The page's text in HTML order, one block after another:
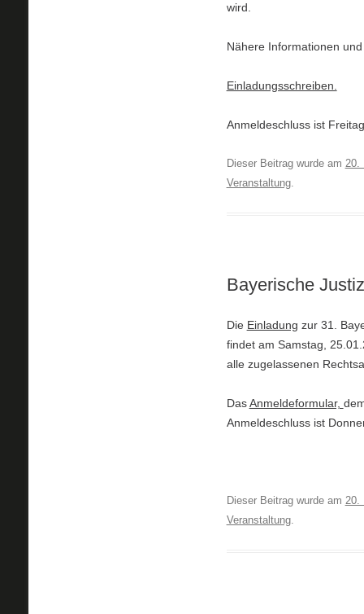
wird.
Nähere Informationen
Einladungsschreiben.
Anmeldeschluss ist
Dieser Beitrag wurde am 20.
Veranstaltung.
Bayerische
Die Einladung zur 31.
findet am Samstag,
alle zugelassenen
DasAnmeldeformular,
Anmeldeschluss ist
Dieser Beitrag wurde am 20.
Veranstaltung.